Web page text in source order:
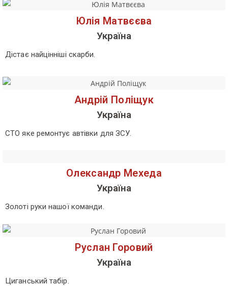
Юлія Матвєєва
Україна
Дістає найцінніші скарби.
Андрій Поліщук
Україна
СТО яке ремонтує автівки для ЗСУ.
Олександр Мехеда
Україна
Золоті руки нашої команди.
Руслан Горовий
Україна
Циганський табір.